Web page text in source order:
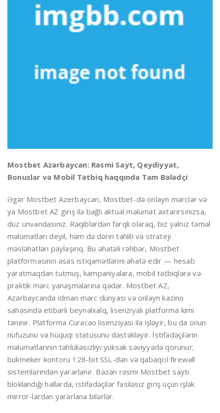
Mostbet Azərbaycan: Rəsmi Sayt, Qeydiyyat,
Bonuslar və Mobil Tətbiq haqqında Tam Bələdçi
Əgər Mostbet Azerbaycan, Mostbet-də onlayn mərclər və
ya Mostbet AZ giriş ilə bağlı aktual məlumat axtarırsınızsa,
düz ünvandasınız. Rəqiblərdən fərqli olaraq, biz yalnız təməl
məlumatları deyil, həm də dərin təhlili və strateji
məsləhətləri paylaşırıq. Bu əhatəli rəhbər, Mostbet
platformasının əsas istiqamətlərini əhatə edir — hesab
yaratmaqdan tutmuş, kampaniyalara, mobil tətbiqlərə və
praktik mərc yanaşmalarına qədər. Mostbet AZ,
Azərbaycanda idman mərc dünyası və onlayn kazino
sahəsində etibarlı beynəlxalq, lisenziyalı platforma kimi
tanınır. Platforma Curacao lisenziyası ilə işləyir, bu da onun
nüfuzunu və hüquqi statusunu dəstəkləyir. İstifadəçilərin
məlumatlarının təhlükəsizliyi yüksək səviyyədə qorunur;
bukmeker kontoru 128-bit SSL-dən və qabaqcıl firewall
sistemlərindən yararlanır. Bəzən rəsmi Mostbet saytı
bloklandığı hallarda, istifadəçilər fasiləsiz giriş üçün işlək
mirror-lardan yararlana bilərlər.